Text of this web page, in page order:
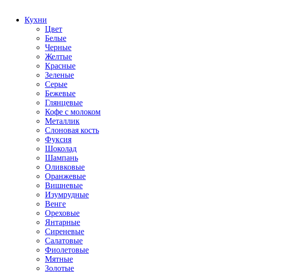
Кухни
Цвет
Белые
Черные
Желтые
Красные
Зеленые
Серые
Бежевые
Глянцевые
Кофе с молоком
Металлик
Слоновая кость
Фуксия
Шоколад
Шампань
Оливковые
Оранжевые
Вишневые
Изумрудные
Венге
Ореховые
Янтарные
Сиреневые
Салатовые
Фиолетовые
Мятные
Золотые